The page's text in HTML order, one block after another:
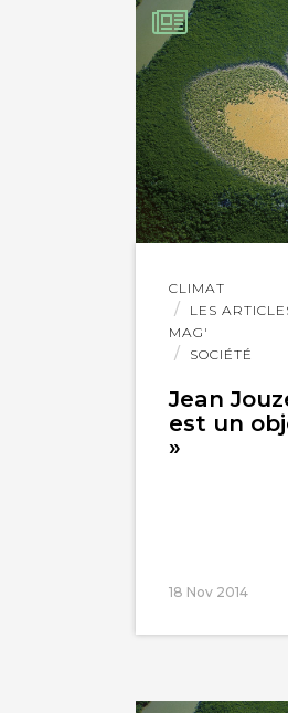
CLIMAT
LES
MAG'
SOCIÉTÉ
Jean
est un
»
18 Nov 2014
Lire
l'article